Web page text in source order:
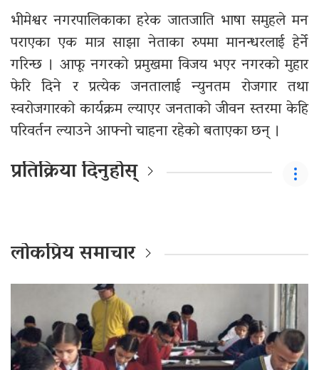
भीमेश्वर नगरपालिकाका हरेक जातजाति भाषा समुहले मन
पराएका एक मात्र साझा नेताका रुपमा मानन्धरलाई हेर्ने
गरिन्छ । आफू नगरको प्रमुखमा विजय भएर नगरको मुहार
फेरि दिने र प्रत्येक जनतालाई न्युनतम रोजगार तथा
स्वरोजगारको कार्यक्रम ल्याएर जनताको जीवन स्तरमा केहि
परिवर्तन ल्याउने आफ्नो चाहना रहेको बताएका छन् ।
प्रतिक्रिया दिनुहोस्
लोकप्रिय समाचार